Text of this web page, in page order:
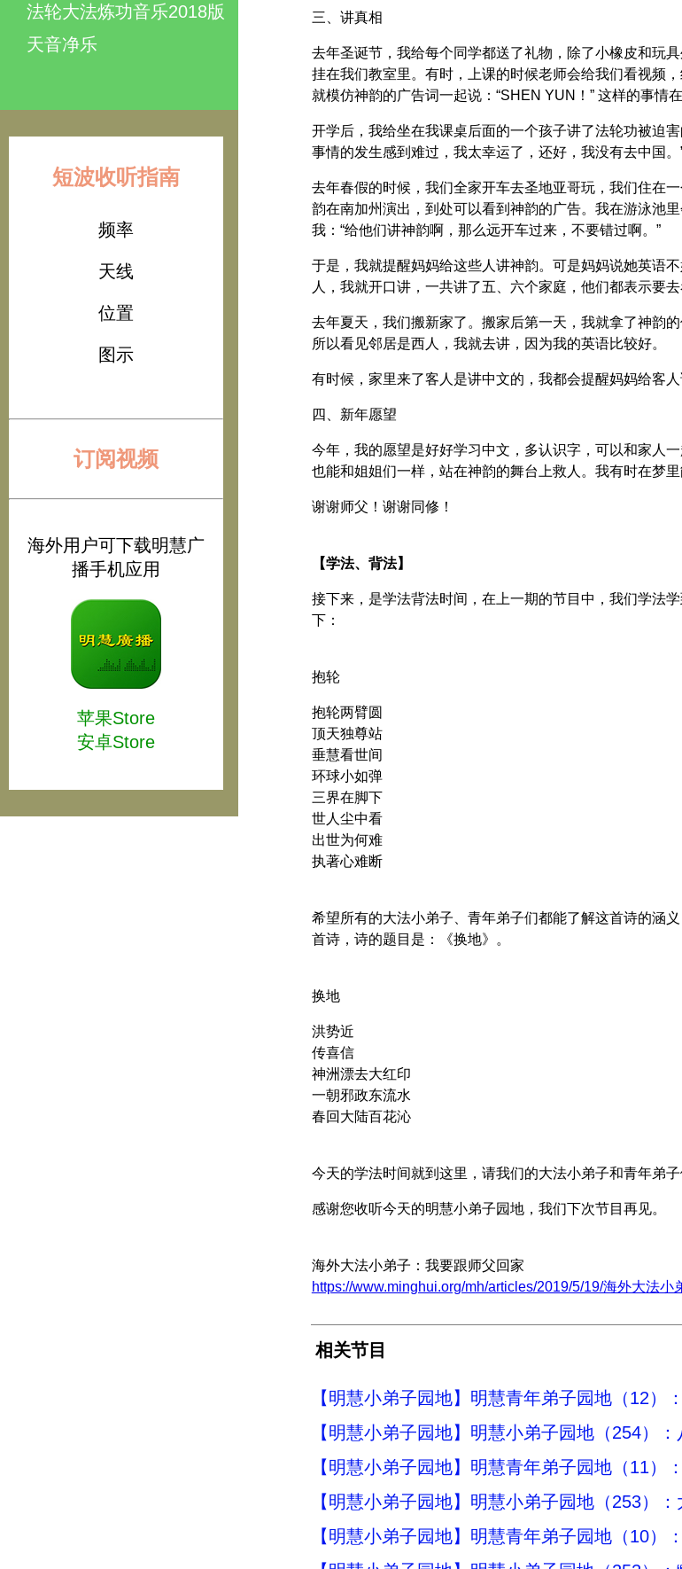
法轮大法炼功音乐2018版
天音净乐
短波收听指南
频率
天线
位置
图示
订阅视频
海外用户可下载明慧广
播手机应用
苹果Store
安卓Store
三、讲真相
去年圣诞节，我给每个同学都送了礼物，除了小橡皮和玩
挂在我们教室里。有时，上课的时候老师会给我们看视频
就模仿神韵的广告词一起说：“SHEN YUN！” 这样的事情
开学后，我给坐在我课桌后面的一个孩子讲了法轮功被迫
事情的发生感到难过，我太幸运了，还好，我没有去中国。
去年春假的时候，我们全家开车去圣地亚哥玩，我们住在
韵在南加州演出，到处可以看到神韵的广告。我在游泳池
我：“给他们讲神韵啊，那么远开车过来，不要错过啊。”
于是，我就提醒妈妈给这些人讲神韵。可是妈妈说她英语
人，我就开口讲，一共讲了五、六个家庭，他们都表示要去
去年夏天，我们搬新家了。搬家后第一天，我就拿了神韵
所以看见邻居是西人，我就去讲，因为我的英语比较好。
有时候，家里来了客人是讲中文的，我都会提醒妈妈给客人
四、新年愿望
今年，我的愿望是好好学习中文，多认识字，可以和家人
也能和姐姐们一样，站在神韵的舞台上救人。我有时在梦
谢谢师父！谢谢同修！
【学法、背法】
接下来，是学法背法时间，在上一期的节目中，我们学法
下：
抱轮
抱轮两臂圆
顶天独尊站
垂慧看世间
环球小如弹
三界在脚下
世人尘中看
出世为何难
执著心难断
希望所有的大法小弟子、青年弟子们都能了解这首诗的涵
首诗，诗的题目是：《换地》。
换地
洪势近
传喜信
神洲漂去大红印
一朝邪政东流水
春回大陆百花沁
今天的学法时间就到这里，请我们的大法小弟子和青年弟子
感谢您收听今天的明慧小弟子园地，我们下次节目再见。
海外大法小弟子：我要跟师父回家
https://www.minghui.org/mh/articles/2019/5/19/海外大法小
相关节目
【明慧小弟子园地】明慧青年弟子园地（12）
【明慧小弟子园地】明慧小弟子园地（254）
【明慧小弟子园地】明慧青年弟子园地（11）
【明慧小弟子园地】明慧小弟子园地（253）
【明慧小弟子园地】明慧青年弟子园地（10）